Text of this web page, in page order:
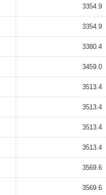
3354.9
3354.9
3380.4
3459.0
3513.4
3513.4
3513.4
3513.4
3569.6
3569.6